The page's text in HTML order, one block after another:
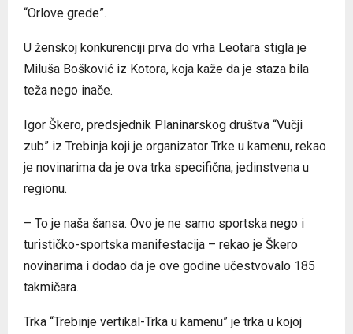
“Orlove grede”.
U ženskoj konkurenciji prva do vrha Leotara stigla je
Miluša Bošković iz Kotora, koja kaže da je staza bila
teža nego inače.
Igor Škero, predsjednik Planinarskog društva “Vučji
zub” iz Trebinja koji je organizator Trke u kamenu, rekao
je novinarima da je ova trka specifična, jedinstvena u
regionu.
– To je naša šansa. Ovo je ne samo sportska nego i
turističko-sportska manifestacija – rekao je Škero
novinarima i dodao da je ove godine učestvovalo 185
takmičara.
Trka “Trebinje vertikal-Trka u kamenu” je trka u kojoj